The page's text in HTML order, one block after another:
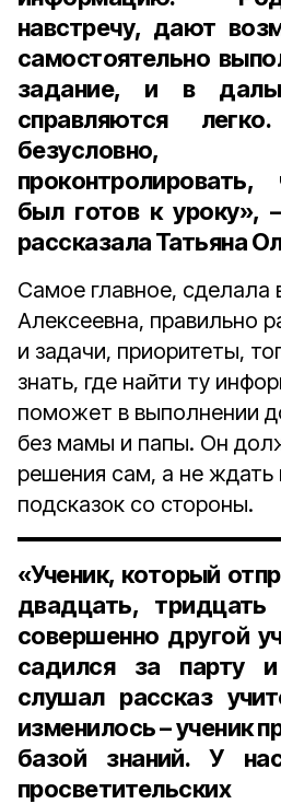
навстречу, дают
самостоятельно
задание, и в
справляются
был готов к уроку»,
рассказалаТатьяна
Самое главное, сделала
Алексеевна, правильно
и задачи, приоритеты,
знать, где найти ту
поможет в выполнении
без мамы и папы. Он
решения сам, а не ждать
подсказок со стороны.
«Ученик, который
двадцать,
совершенно другой
садился за парту
слушал рассказ
изменилось – ученик
базой знаний. У
просветительских